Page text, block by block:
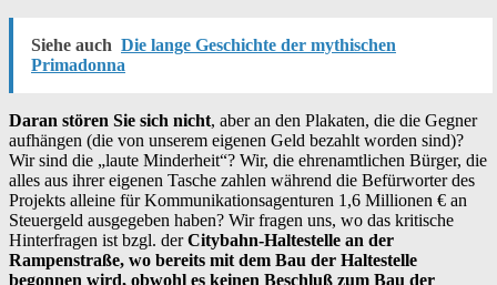
Siehe auch Die lange Geschichte der mythischen
Primadonna
Daran stören Sie sich nicht, aber an den Plakaten, die die Gegner
aufhängen (die von unserem eigenen Geld bezahlt worden sind)?
Wir sind die „laute Minderheit“? Wir, die ehrenamtlichen Bürger, die
alles aus ihrer eigenen Tasche zahlen während die Befürworter des
Projekts alleine für Kommunikationsagenturen 1,6 Millionen € an
Steuergeld ausgegeben haben? Wir fragen uns, wo das kritische
Hinterfragen ist bzgl. der Citybahn-Haltestelle an der
Rampenstraße, wo bereits mit dem Bau der Haltestelle
begonnen wird, obwohl es keinen Beschluß zum Bau der